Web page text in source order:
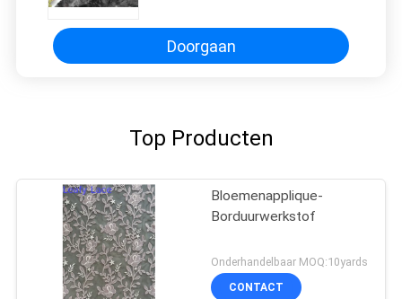
Doorgaan
Top Producten
Bloemenapplique-
Borduurwerkstof
Onderhandelbaar MOQ:10yards
CONTACT